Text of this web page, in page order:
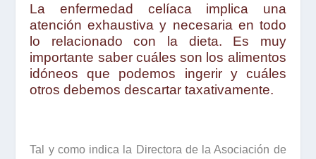
La enfermedad celíaca implica una
atención exhaustiva y necesaria en todo
lo relacionado con la dieta. Es muy
importante saber cuáles son los alimentos
idóneos que podemos ingerir y cuáles
otros debemos descartar taxativamente.
Tal y como indica la Directora de la Asociación de